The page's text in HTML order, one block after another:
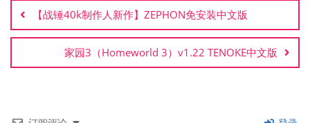
章
导
航
【战锤40k制作人新作】ZEPHON免安装中文版
家园3（Homeworld 3）v1.22 TENOKE中文版